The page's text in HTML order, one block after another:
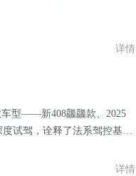
详情
车型——新408龘龘款、2025
试驾，诠释了法系驾控基因
详情